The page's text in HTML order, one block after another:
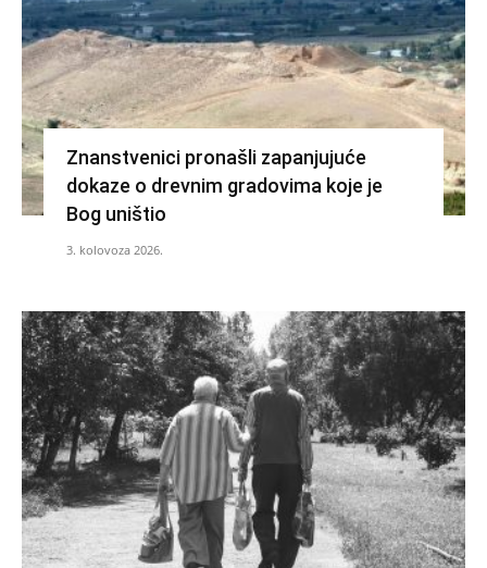
Znanstvenici pronašli zapanjujuće
dokaze o drevnim gradovima koje je
Bog uništio
3. kolovoza 2026.